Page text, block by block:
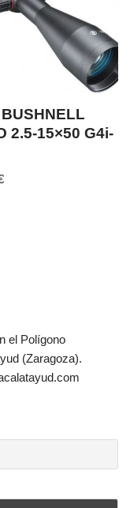
2.5-15×50 G4i-
el Polígono
(Zaragoza).